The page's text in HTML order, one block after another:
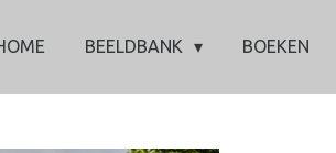
BEELDBANK BOEKEN